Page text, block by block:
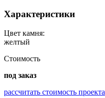
Характеристики
Цвет камня:
желтый
Стоимость
под заказ
рассчитать стоимость проекта